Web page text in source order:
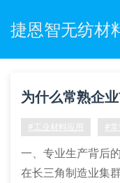
捷恩智无纺材
为什么常熟企
#工业材料应用 #
一、专业生产背后
在长三角制造业集